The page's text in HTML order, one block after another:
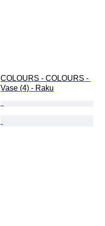
COLOURS - COLOURS -
Vase (4) - Raku